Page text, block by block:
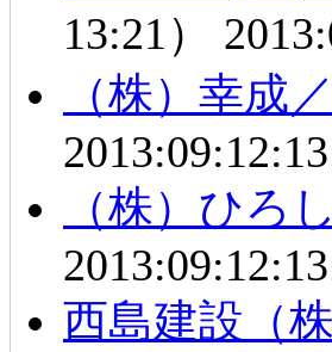
13:21）
（株）幸成
（株）ひろ
西島建設（